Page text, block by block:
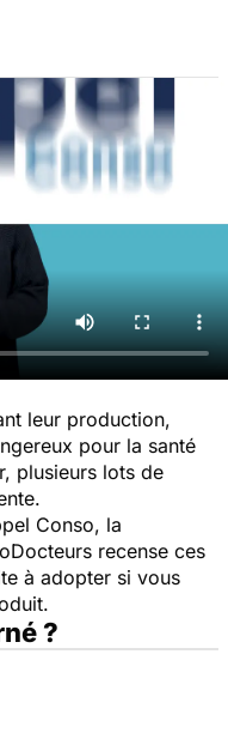
leur production,
pour la santé
plusieurs lots de
Conso, la
recense ces
à adopter si vous
?